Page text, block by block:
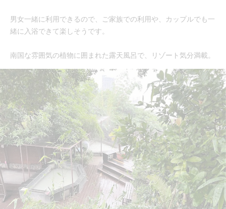
男女一緒に利用できるので、ご家族での利用や、カップルでも一
緒に入浴できて楽しそうです。
南国な雰囲気の植物に囲まれた露天風呂で、リゾート気分満載。